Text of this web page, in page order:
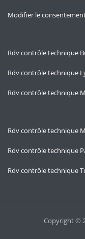
Modifier le
Rdv contrôle technique
Rdv contrôle technique
Rdv contrôle technique
Rdv contrôle technique
Rdv contrôle technique
Rdv contrôle technique
Copyright ©